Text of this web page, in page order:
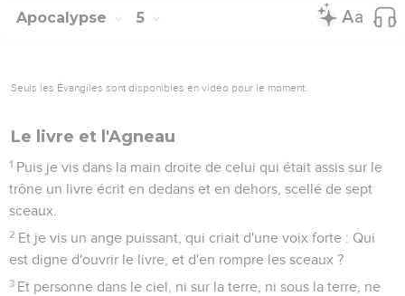
Apocalypse 5
Seuls les Évangiles sont disponibles en vidéo pour le moment.
Le livre et l'Agneau
1 Puis je vis dans la main droite de celui qui était assis sur le
trône un livre écrit en dedans et en dehors, scellé de sept
sceaux.
2 Et je vis un ange puissant, qui criait d'une voix forte : Qui
est digne d'ouvrir le livre, et d'en rompre les sceaux ?
3 Et personne dans le ciel, ni sur la terre, ni sous la terre, ne